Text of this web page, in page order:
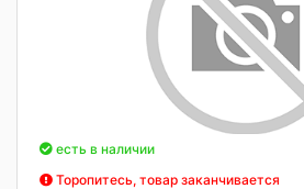
есть в наличии
Торопитесь, товар заканчивается